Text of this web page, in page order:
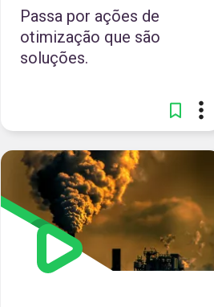
Passa por ações de
otimização que são
soluções.